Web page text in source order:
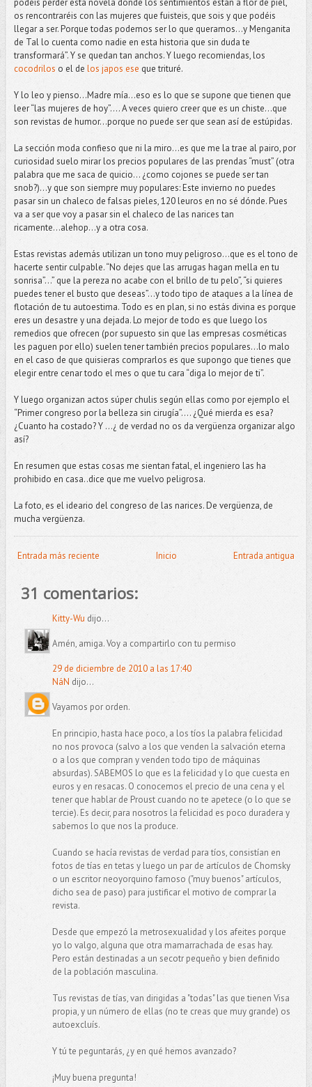
podéis perder esta novela donde los sentimientos están a flor de piel,
os rencontraréis con las mujeres que fuisteis, que sois y que podéis
llegar a ser. Porque todas podemos ser lo que queramos…y Menganita
de Tal lo cuenta como nadie en esta historia que sin duda te
transformará”. Y se quedan tan anchos. Y luego recomiendas, los
cocodrilos o el de los japos ese que trituré.
Y lo leo y pienso…Madre mía...eso es lo que se supone que tienen que
leer “las mujeres de hoy”…. A veces quiero creer que es un chiste…que
son revistas de humor...porque no puede ser que sean así de estúpidas.
La sección moda confieso que ni la miro...es que me la trae al pairo, por
curiosidad suelo mirar los precios populares de las prendas “must” (otra
palabra que me saca de quicio... ¿como cojones se puede ser tan
snob?)...y que son siempre muy populares: Este invierno no puedes
pasar sin un chaleco de falsas pieles, 120 leuros en no sé dónde. Pues
va a ser que voy a pasar sin el chaleco de las narices tan
ricamente...alehop…y a otra cosa.
Estas revistas además utilizan un tono muy peligroso…que es el tono de
hacerte sentir culpable. “No dejes que las arrugas hagan mella en tu
sonrisa”…” que la pereza no acabe con el brillo de tu pelo”, “si quieres
puedes tener el busto que deseas”…y todo tipo de ataques a la línea de
flotación de tu autoestima. Todo es en plan, si no estás divina es porque
eres un desastre y una dejada. Lo mejor de todo es que luego los
remedios que ofrecen (por supuesto sin que las empresas cosméticas
les paguen por ello) suelen tener también precios populares…lo malo
en el caso de que quisieras comprarlos es que supongo que tienes que
elegir entre cenar todo el mes o que tu cara “diga lo mejor de ti”.
Y luego organizan actos súper chulis según ellas como por ejemplo el
“Primer congreso por la belleza sin cirugía”…. ¿Qué mierda es esa?
¿Cuanto ha costado? Y …¿ de verdad no os da vergüenza organizar algo
así?
En resumen que estas cosas me sientan fatal, el ingeniero las ha
prohibido en casa..dice que me vuelvo peligrosa.
La foto, es el ideario del congreso de las narices. De vergüenza, de
mucha vergüenza.
Entrada más reciente Entrada antigua
Inicio
31 comentarios:
Kitty-Wu dijo...
Amén, amiga. Voy a compartirlo con tu permiso
29 de diciembre de 2010 a las 17:40
NáN dijo...
Vayamos por orden.
En principio, hasta hace poco, a los tíos la palabra felicidad
no nos provoca (salvo a los que venden la salvación eterna
o a los que compran y venden todo tipo de máquinas
absurdas). SABEMOS lo que es la felicidad y lo que cuesta en
euros y en resacas. O conocemos el precio de una cena y el
tener que hablar de Proust cuando no te apetece (o lo que se
tercie). Es decir, para nosotros la felicidad es poco duradera y
sabemos lo que nos la produce.
Cuando se hacía revistas de verdad para tíos, consistían en
fotos de tías en tetas y luego un par de artículos de Chomsky
o un escritor neoyorquino famoso ("muy buenos" artículos,
dicho sea de paso) para justificar el motivo de comprar la
revista.
Desde que empezó la metrosexualidad y los afeites porque
yo lo valgo, alguna que otra mamarrachada de esas hay.
Pero están destinadas a un secotr pequeño y bien definido
de la población masculina.
Tus revistas de tías, van dirigidas a "todas" las que tienen Visa
propia, y un número de ellas (no te creas que muy grande) os
autoexcluís.
Y tú te peguntarás, ¿y en qué hemos avanzado?
¡Muy buena pregunta!